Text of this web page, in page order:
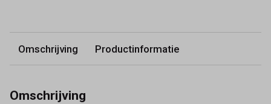
Omschrijving Productinformatie
Omschrijving